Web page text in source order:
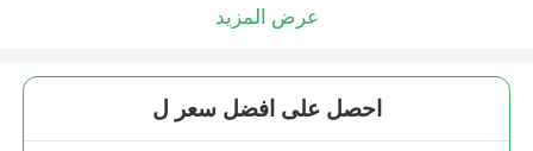
عرض المزيد
احصل على افضل سعر ل